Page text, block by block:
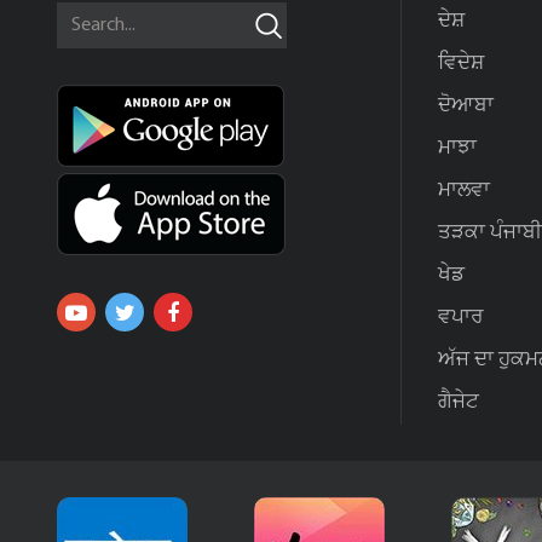
ਦੇਸ਼
ਵਿਦੇਸ਼
ਦੋਆਬਾ
ਮਾਝਾ
ਮਾਲਵਾ
ਤੜਕਾ ਪੰਜਾਬੀ
ਖੇਡ
ਵਪਾਰ
ਅੱਜ ਦਾ
ਗੈਜੇਟ